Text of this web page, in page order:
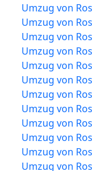
Umzug von
Umzug von
Umzug von
Umzug von
Umzug von
Umzug von
Umzug von
Umzug von
Umzug von
Umzug von
Umzug von
Umzug von